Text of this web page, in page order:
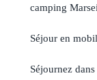
camping
Séjour en
Séjournez